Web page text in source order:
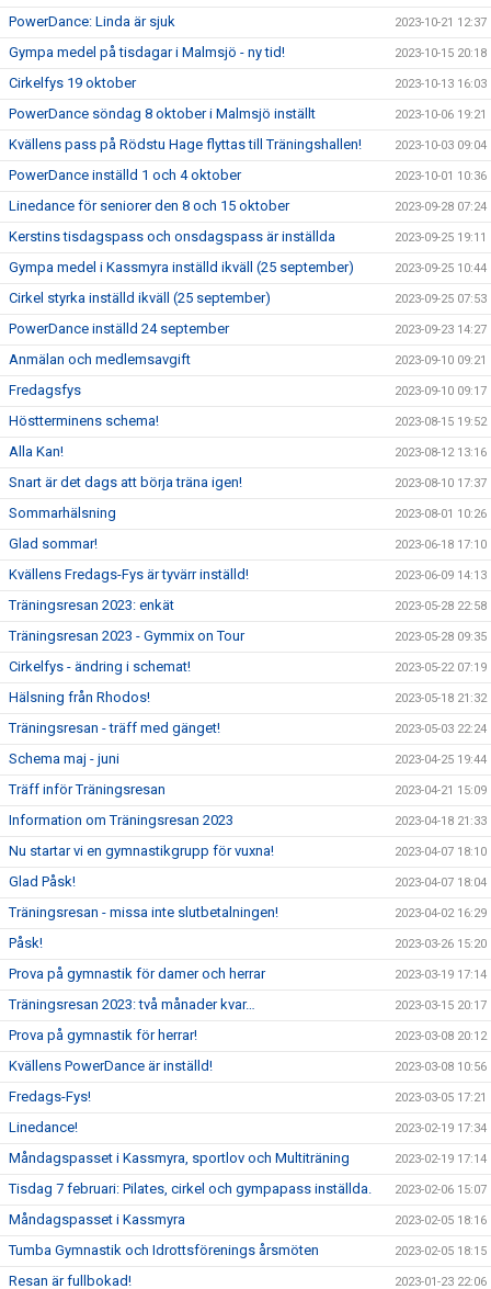
PowerDance: Linda är sjuk 2023-10-21 12:37
Gympa medel på tisdagar i Malmsjö - ny tid! 2023-10-15 20:18
Cirkelfys 19 oktober 2023-10-13 16:03
PowerDance söndag 8 oktober i Malmsjö inställt 2023-10-06 19:21
Kvällens pass på Rödstu Hage flyttas till Träningshallen! 2023-10-03 09:04
PowerDance inställd 1 och 4 oktober 2023-10-01 10:36
Linedance för seniorer den 8 och 15 oktober 2023-09-28 07:24
Kerstins tisdagspass och onsdagspass är inställda 2023-09-25 19:11
Gympa medel i Kassmyra inställd ikväll (25 september) 2023-09-25 10:44
Cirkel styrka inställd ikväll (25 september) 2023-09-25 07:53
PowerDance inställd 24 september 2023-09-23 14:27
Anmälan och medlemsavgift 2023-09-10 09:21
Fredagsfys 2023-09-10 09:17
Höstterminens schema! 2023-08-15 19:52
Alla Kan! 2023-08-12 13:16
Snart är det dags att börja träna igen! 2023-08-10 17:37
Sommarhälsning 2023-08-01 10:26
Glad sommar! 2023-06-18 17:10
Kvällens Fredags-Fys är tyvärr inställd! 2023-06-09 14:13
Träningsresan 2023: enkät 2023-05-28 22:58
Träningsresan 2023 - Gymmix on Tour 2023-05-28 09:35
Cirkelfys - ändring i schemat! 2023-05-22 07:19
Hälsning från Rhodos! 2023-05-18 21:32
Träningsresan - träff med gänget! 2023-05-03 22:24
Schema maj - juni 2023-04-25 19:44
Träff inför Träningsresan 2023-04-21 15:09
Information om Träningsresan 2023 2023-04-18 21:33
Nu startar vi en gymnastikgrupp för vuxna! 2023-04-07 18:10
Glad Påsk! 2023-04-07 18:04
Träningsresan - missa inte slutbetalningen! 2023-04-02 16:29
Påsk! 2023-03-26 15:20
Prova på gymnastik för damer och herrar 2023-03-19 17:14
Träningsresan 2023: två månader kvar… 2023-03-15 20:17
Prova på gymnastik för herrar! 2023-03-08 20:12
Kvällens PowerDance är inställd! 2023-03-08 10:56
Fredags-Fys! 2023-03-05 17:21
Linedance! 2023-02-19 17:34
Måndagspasset i Kassmyra, sportlov och Multiträning 2023-02-19 17:14
Tisdag 7 februari: Pilates, cirkel och gympapass inställda. 2023-02-06 15:07
Måndagspasset i Kassmyra 2023-02-05 18:16
Tumba Gymnastik och Idrottsförenings årsmöten 2023-02-05 18:15
Resan är fullbokad! 2023-01-23 22:06